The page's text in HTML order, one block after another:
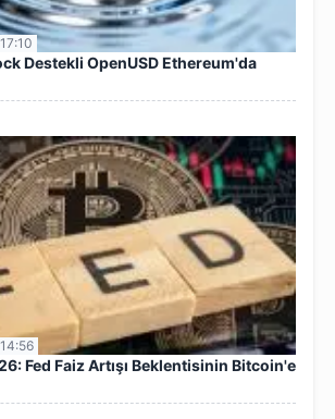
Destekli OpenUSD Ethereum'da
Fed Faiz Artışı Beklentisinin Bitcoin'e